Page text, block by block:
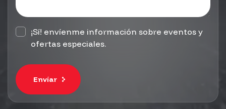
¡Sí! envíenme información sobre eventos y
ofertas especiales.
Envíar